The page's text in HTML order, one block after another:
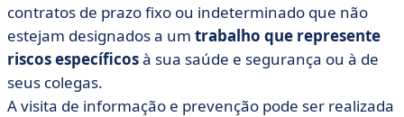
contratos de prazo fixo ou indeterminado que não
estejam designados a um trabalho que represente
riscos específicosà sua saúde e segurança ou à de
seus colegas.
A visita de informação e prevenção pode ser realizada